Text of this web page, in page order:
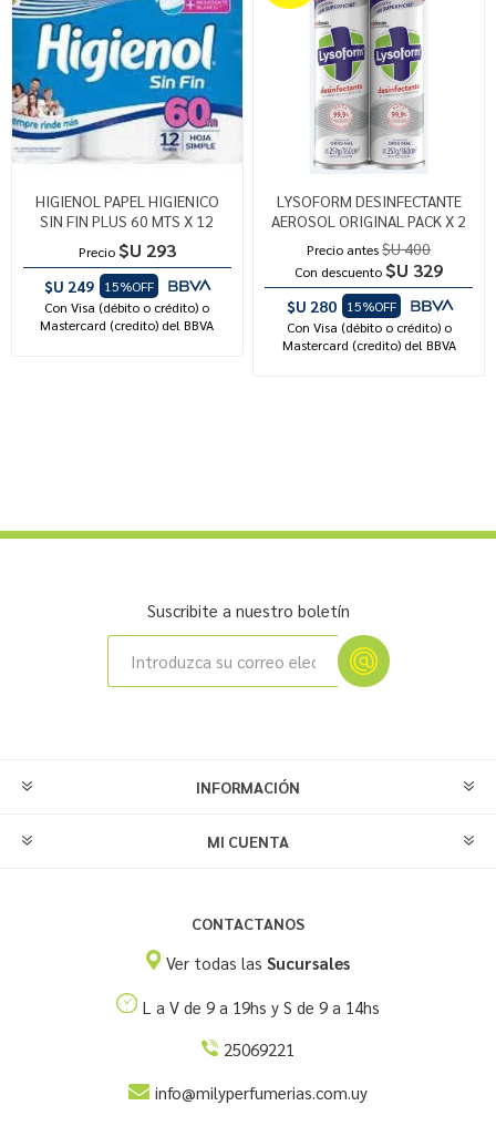
HIGIENOL PAPEL HIGIENICO
SIN FIN PLUS 60 MTS X 12
Precio $U 293
$U 249
15%OFF
Con Visa (débito o crédito) o
Mastercard (credito) del BBVA
LYSOFORM DESINFECTANTE
AEROSOL ORIGINAL PACK X 2
Precio antes$U 400
Con descuento $U 329
$U 280
15%OFF
Con Visa (débito o crédito) o
Mastercard (credito) del BBVA
Suscribite a nuestro boletín
INFORMACIÓN
MI CUENTA
CONTACTANOS
Ver todas las Sucursales
L a V de 9 a 19hs y S de 9 a 14hs
25069221
info@milyperfumerias.com.uy